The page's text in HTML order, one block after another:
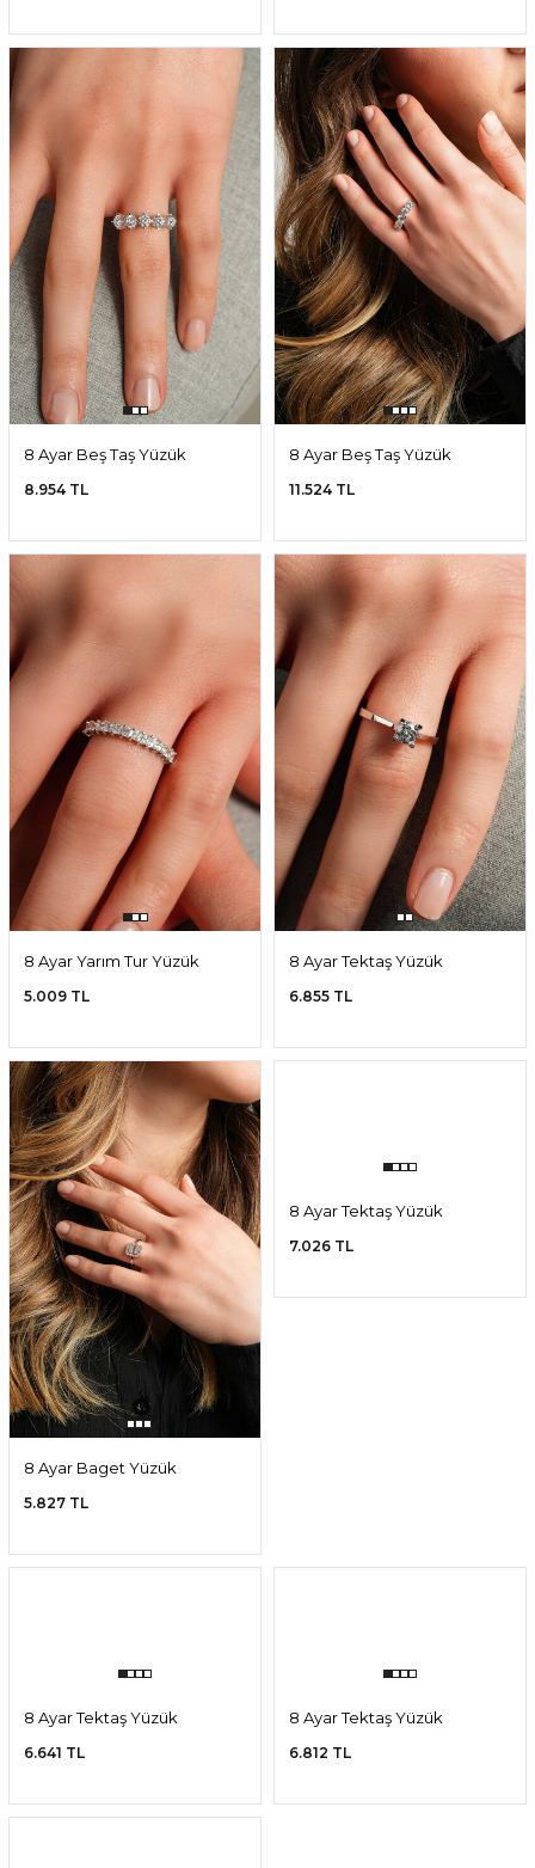
8 Ayar Beş Taş Yüzük
8.954 TL
8 Ayar Beş Taş Yüzük
11.524 TL
8 Ayar Yarım Tur Yüzük
5.009 TL
8 Ayar Tektaş Yüzük
6.855 TL
8 Ayar Baget Yüzük
5.827 TL